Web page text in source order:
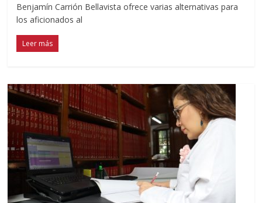
Benjamín Carrión Bellavista ofrece varias alternativas para
los aficionados al
Leer más